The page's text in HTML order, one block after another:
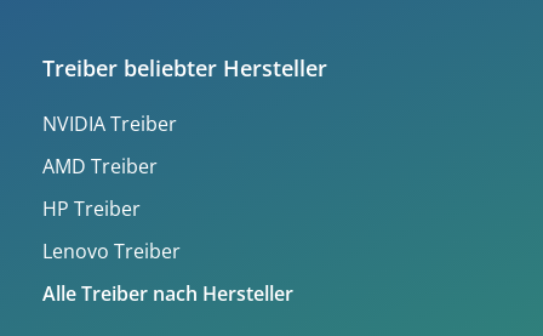
Treiber beliebter Hersteller
NVIDIA Treiber
AMD Treiber
HP Treiber
Lenovo Treiber
Alle Treiber nach Hersteller